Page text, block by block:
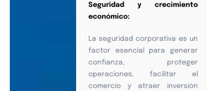
Seguridad y crecimiento
económico:
La seguridad corporativa es un
factor esencial para generar
confianza, proteger
operaciones, facilitar el
comercio y atraer inversión